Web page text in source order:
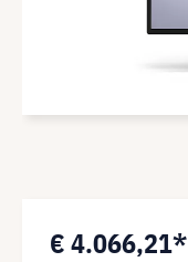
€ 4.066,21*